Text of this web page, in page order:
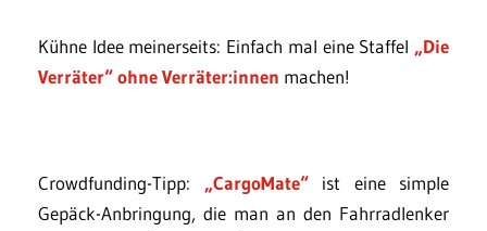
Kühne Idee meinerseits: Einfach mal eine Staffel „Die
Verräter“ ohne Verräter:innen machen!
Crowdfunding-Tipp: „CargoMate“ist eine simple
Gepäck-Anbringung, die man an den Fahrradlenker